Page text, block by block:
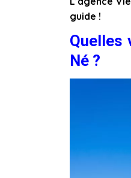
guide !
Quelles
Né ?